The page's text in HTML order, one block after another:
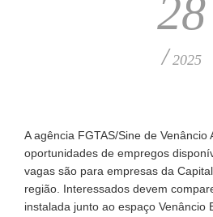
28
/ 2025
A agência FGTAS/Sine de Venâncio
oportunidades de empregos
vagas são para empresas da
região. Interessados devem
instalada junto ao espaço Venâncio